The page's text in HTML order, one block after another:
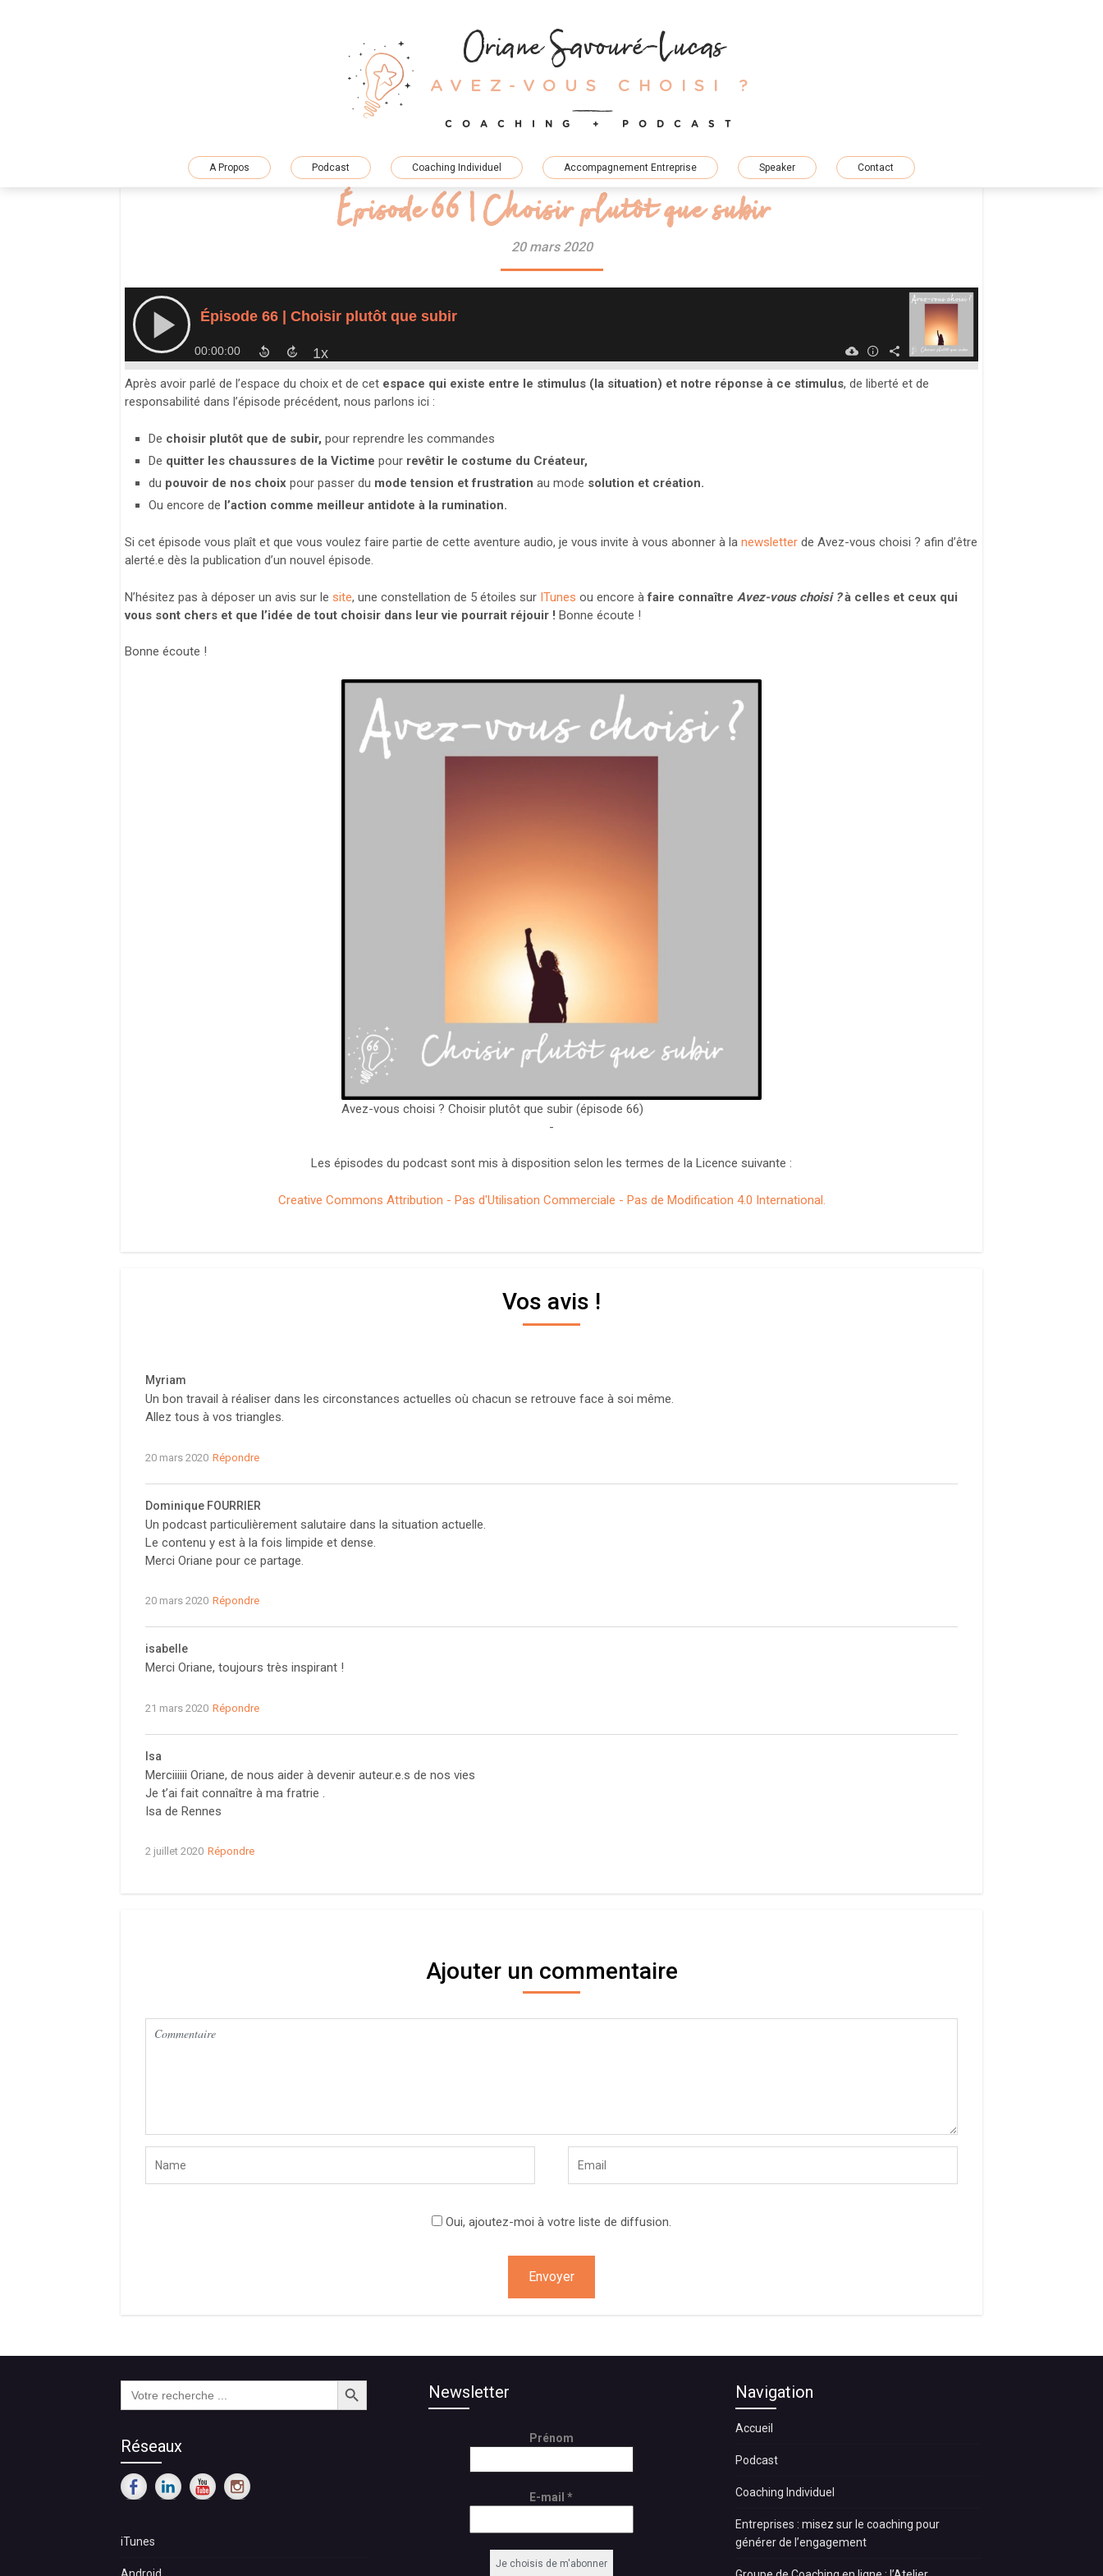
Oriane Savouré-Lucas
AVEZ-VOUS CHOISI ?
COACHING + PODCAST
A Propos Podcast Coaching Individuel Accompagnement Entreprise Speaker Contact
Épisode 66 | Choisir plutôt que subir
20 mars 2020
Après avoir parlé de l’espace du choix et de cet espace qui existe entre le stimulus (la situation) et notre réponse à ce stimulus, de liberté et de
responsabilité dans l’épisode précédent, nous parlons ici :
De choisir plutôt que de subir, pour reprendre les commandes
De quitter les chaussures de la Victime pour revêtir le costume du Créateur,
du pouvoir de nos choix pour passer du mode tension et frustration au mode solution et création.
Ou encore de l’action comme meilleur antidote à la rumination.
Si cet épisode vous plaît et que vous voulez faire partie de cette aventure audio, je vous invite à vous abonner à la newsletter de Avez-vous choisi ? afin d’être
alerté.e dès la publication d’un nouvel épisode.
N’hésitez pas à déposer un avis sur le site, une constellation de 5 étoiles sur ITunes ou encore àfaire connaître Avez-vous choisi ?à celles et ceux qui
vous sont chers et que l’idée de tout choisir dans leur vie pourrait réjouir ! Bonne écoute !
Bonne écoute !
Avez-vous choisi ? Choisir plutôt que subir (épisode 66)
-
Les épisodes du podcast sont mis à disposition selon les termes de la Licence suivante :
Creative Commons Attribution - Pas d'Utilisation Commerciale - Pas de Modification 4.0 International.
Vos avis !
Myriam
Un bon travail à réaliser dans les circonstances actuelles où chacun se retrouve face à soi même.
Allez tous à vos triangles.
20 mars 2020 Répondre
Dominique FOURRIER
Un podcast particulièrement salutaire dans la situation actuelle.
Le contenu y est à la fois limpide et dense.
Merci Oriane pour ce partage.
20 mars 2020 Répondre
isabelle
Merci Oriane, toujours très inspirant !
21 mars 2020 Répondre
Isa
Merciiiiii Oriane, de nous aider à devenir auteur.e.s de nos vies
Je t’ai fait connaître à ma fratrie .
Isa de Rennes
2 juillet 2020 Répondre
Ajouter un commentaire
Oui, ajoutez-moi à votre liste de diffusion.
Search
for:
Search Button
Réseaux
iTunes
Newsletter
Prénom
E-mail*
Navigation
Accueil
Podcast
Coaching Individuel
Entreprises : misez sur le coaching pour
générer de l’engagement